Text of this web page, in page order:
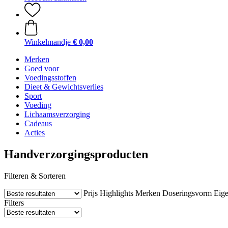
Winkelmandje € 0,00
Merken
Goed voor
Voedingsstoffen
Dieet & Gewichtsverlies
Sport
Voeding
Lichaamsverzorging
Cadeaus
Acties
Handverzorgingsproducten
Filteren & Sorteren
Prijs Highlights Merken Doseringsvorm
Filters